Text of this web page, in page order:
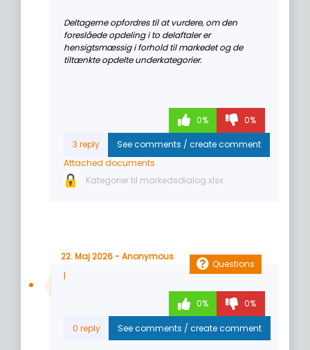
Deltagerne opfordres til at vurdere, om den
foreslåede opdeling i to delaftaler er
hensigtsmæssig i forhold til markedet og de
tiltænkte opdelte underkategorier.
0% 0%
Attached documents
Kategorier til markedsdialog.xlsx
22. Maj 2026 - Anonymous
Questions
l
0% 0%